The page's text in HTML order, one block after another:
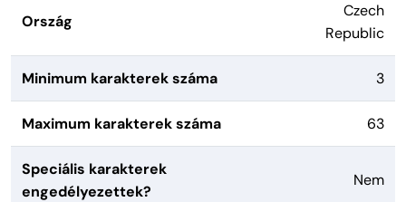
Ország
Czech
Republic
Minimum karakterek száma 3
Maximum karakterek száma 63
Speciális karakterek
engedélyezettek?
Nem